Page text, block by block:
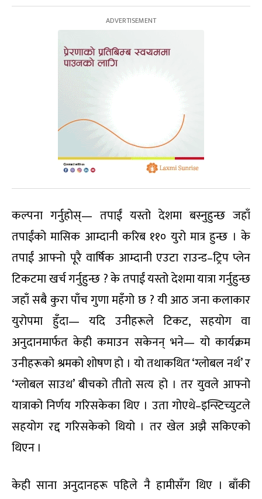
कल्पना गर्नुहोस्— तपाईं यस्तो देशमा बस्नुहुन्छ जहाँ
तपाईंको मासिक आम्दानी करिब ११० युरो मात्र हुन्छ । के
तपाईं आफ्नो पूरै वार्षिक आम्दानी एउटा राउन्ड–ट्रिप प्लेन
टिकटमा खर्च गर्नुहुन्छ ? के तपाईं यस्तो देशमा यात्रा गर्नुहुन्छ
जहाँ सबै कुरा पाँच गुणा महँगो छ ? यी आठ जना कलाकार
युरोपमा हुँदा— यदि उनीहरूले टिकट, सहयोग वा
अनुदानमार्फत केही कमाउन सकेनन् भने— यो कार्यक्रम
उनीहरूको श्रमको शोषण हो । यो तथाकथित ‘ग्लोबल नर्थ’ र
‘ग्लोबल साउथ’ बीचको तीतो सत्य हो । तर युवले आफ्नो
यात्राको निर्णय गरिसकेका थिए । उता गोएथे–इन्स्टिच्युटले
सहयोग रद्द गरिसकेको थियो । तर खेल अझै सकिएको
थिएन ।
केही साना अनुदानहरू पहिले नै हामीसँग थिए । बाँकी